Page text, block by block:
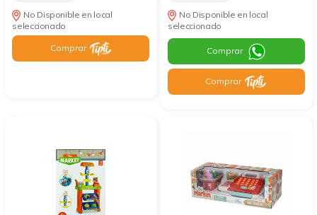
No Disponible en local
seleccionado
Comprar
No Disponible en local
seleccionado
Comprar
Comprar